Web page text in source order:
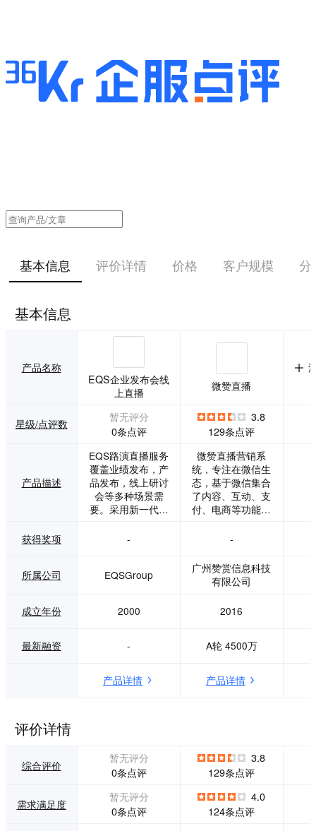
基本信息 评价详情 价格 客户规模 分
基本信息
产品名称
EQS企业发布会线
上直播
微赞直播
星级/点评数
暂无评分
0条点评
3.8
129条点评
产品描述
EQS路演直播服务
覆盖业绩发布，产
品发布，线上研讨
会等多种场景需
要。采用新一代云
援大陆和国际地
软件，并有工作人
支持后台实时文字
兼容，可提供同声
0家上市企业提供实
时路演服务，直播
后可叠加媒体发布
服务扩大企业影响
力。
微赞直播营销系
统，专注在微信生
态，基于微信集合
了内容、互动、支
付、电商等功能的
企业获客和品牌营
销的SaaS和PaaS
工具，为企业建立
入口。目前，业务
用场景，通过标准
稳定的企业直播不
持。微赞为客户提
供以企业直播为核
心的丰富营销工具
矩阵，支持手机、
摄像机、无人机等
多种直播设备，拥
获得奖项 - -
所属公司 EQSGroup
广州赞赏信息科技
有限公司
成立年份 2000 2016
最新融资 - A轮 4500万
产品详情 产品详情
评价详情
综合评价
暂无评分
0条点评
3.8
129条点评
需求满足度
暂无评分
0条点评
4.0
124条点评